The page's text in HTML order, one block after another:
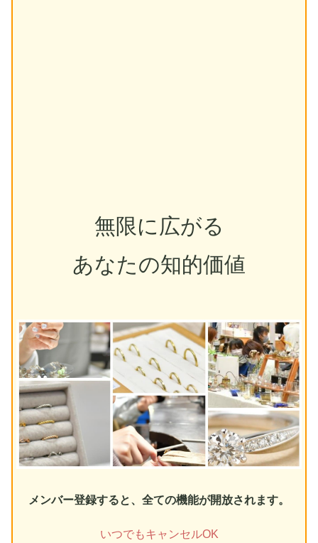
無限に広がる
あなたの知的価値
メンバー登録すると、全ての機能が開放されます。
いつでもキャンセルOK